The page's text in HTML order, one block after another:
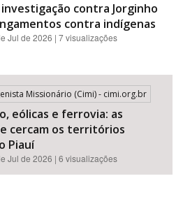
investigação contra Jorginho
contra indígenas
Jul de 2026 | 7 visualizações
Missionário (Cimi) - cimi.org.br
eólicas e ferrovia: as
cercam os territórios
Piauí
Jul de 2026 | 6 visualizações